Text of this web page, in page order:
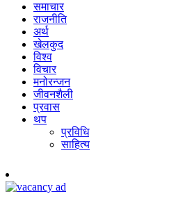
समाचार
राजनीति
अर्थ
खेलकुद
विश्व
विचार
मनोरन्जन
जीवनशैली
प्रवास
थप
प्रविधि
साहित्य